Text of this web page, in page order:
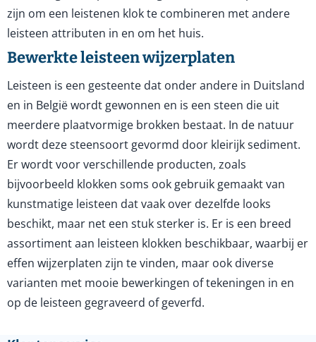
zijn om een leistenen klok te combineren met andere
leisteen attributen in en om het huis.
Bewerkte leisteen wijzerplaten
Leisteen is een gesteente dat onder andere in Duitsland
en in België wordt gewonnen en is een steen die uit
meerdere plaatvormige brokken bestaat. In de natuur
wordt deze steensoort gevormd door kleirijk sediment.
Er wordt voor verschillende producten, zoals
bijvoorbeeld klokken soms ook gebruik gemaakt van
kunstmatige leisteen dat vaak over dezelfde looks
beschikt, maar net een stuk sterker is. Er is een breed
assortiment aan leisteen klokken beschikbaar, waarbij er
effen wijzerplaten zijn te vinden, maar ook diverse
varianten met mooie bewerkingen of tekeningen in en
op de leisteen gegraveerd of geverfd.